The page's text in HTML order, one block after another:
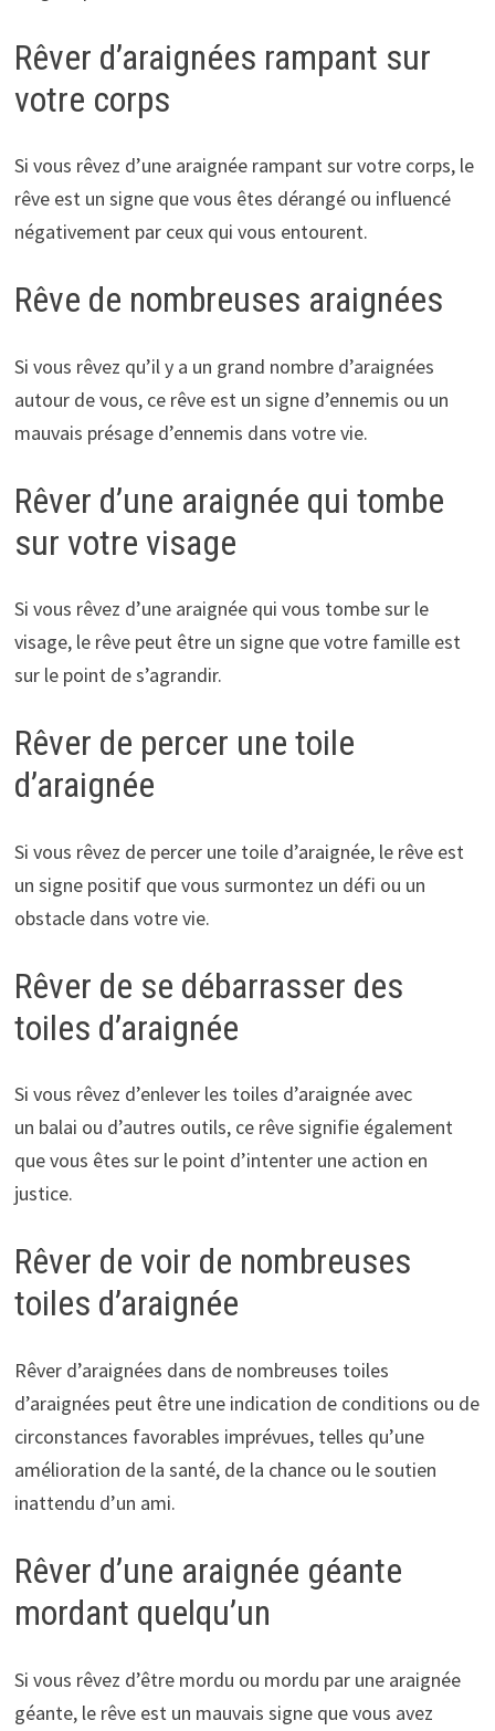
Rêver d’araignées rampant sur
votre corps
Si vous rêvez d’une araignée rampant sur votre corps, le
rêve est un signe que vous êtes dérangé ou influencé
négativement par ceux qui vous entourent.
Rêve de nombreuses araignées
Si vous rêvez qu’il y a un grand nombre d’araignées
autour de vous, ce rêve est un signe d’ennemis ou un
mauvais présage d’ennemis dans votre vie.
Rêver d’une araignée qui tombe
sur votre visage
Si vous rêvez d’une araignée qui vous tombe sur le
visage, le rêve peut être un signe que votre famille est
sur le point de s’agrandir.
Rêver de percer une toile
d’araignée
Si vous rêvez de percer une toile d’araignée, le rêve est
un signe positif que vous surmontez un défi ou un
obstacle dans votre vie.
Rêver de se débarrasser des
toiles d’araignée
Si vous rêvez d’enlever les toiles d’araignée avec
un balai ou d’autres outils, ce rêve signifie également
que vous êtes sur le point d’intenter une action en
justice.
Rêver de voir de nombreuses
toiles d’araignée
Rêver d’araignées dans de nombreuses toiles
d’araignées peut être une indication de conditions ou de
circonstances favorables imprévues, telles qu’une
amélioration de la santé, de la chance ou le soutien
inattendu d’un ami.
Rêver d’une araignée géante
mordant quelqu’un
Si vous rêvez d’être mordu ou mordu par une araignée
géante, le rêve est un mauvais signe que vous avez